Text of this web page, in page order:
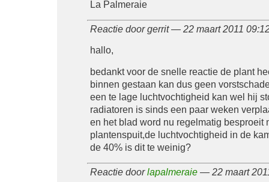
La Palmeraie
Reactie door gerrit — 22 maart 2011
hallo,
bedankt voor de snelle reactie de plant
binnen gestaan kan dus geen
een te lage luchtvochtigheid kan wel hij
radiatoren is sinds een paar weken
en het blad word nu regelmatig besproeit
plantenspuit,de luchtvochtigheid in de
de 40% is dit te weinig?
Reactie doorlapalmeraie— 22 maart